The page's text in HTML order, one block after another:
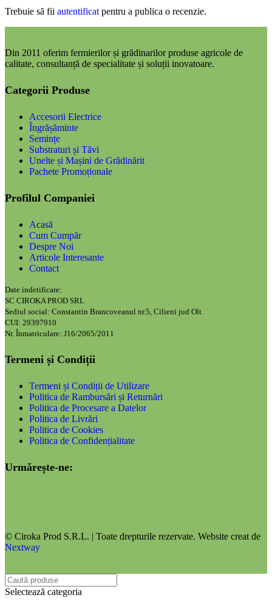
Trebuie să fii autentificat pentru a publica o recenzie.
Din 2011 oferim fermierilor și grădinarilor produse agricole de
calitate, consultanță de specialitate și soluții inovatoare.
Categorii Produse
Accesorii Electrice
Îngrășăminte
Semințe
Substraturi și Tăvi
Unelte și Mașini de Grădinărit
Pachete Promoționale
Profilul Companiei
Acasă
Cum Cumpăr
Despre Noi
Articole Interesante
Contact
Date indetificare:
SC CIROKA PROD SRL
Sediul social: Constantin Brancoveanul nr.5, Cilieni jud Olt.
CUI: 29397910
Nr. Înmatriculare: J16/2065/2011
Termeni și Condiții
Termeni și Condiții de Utilizare
Politica de Rambursări și Returnări
Politica de Procesare a Datelor
Politica de Livrări
Politica de Cookies
Politica de Confidențialitate
Urmărește-ne:
© Ciroka Prod S.R.L. | Toate drepturile rezervate. Website creat de
Nextway
Selectează categoria